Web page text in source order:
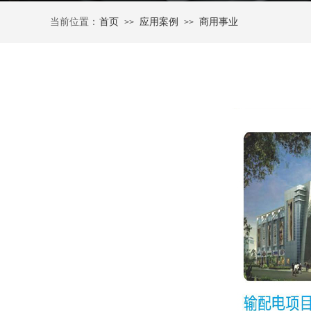
当前位置： 首页 >> 应用案例 >> 商用事业